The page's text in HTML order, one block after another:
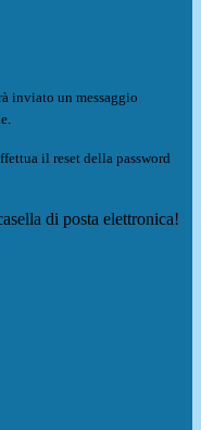
inviato un messaggio
il reset della password
di posta elettronica!